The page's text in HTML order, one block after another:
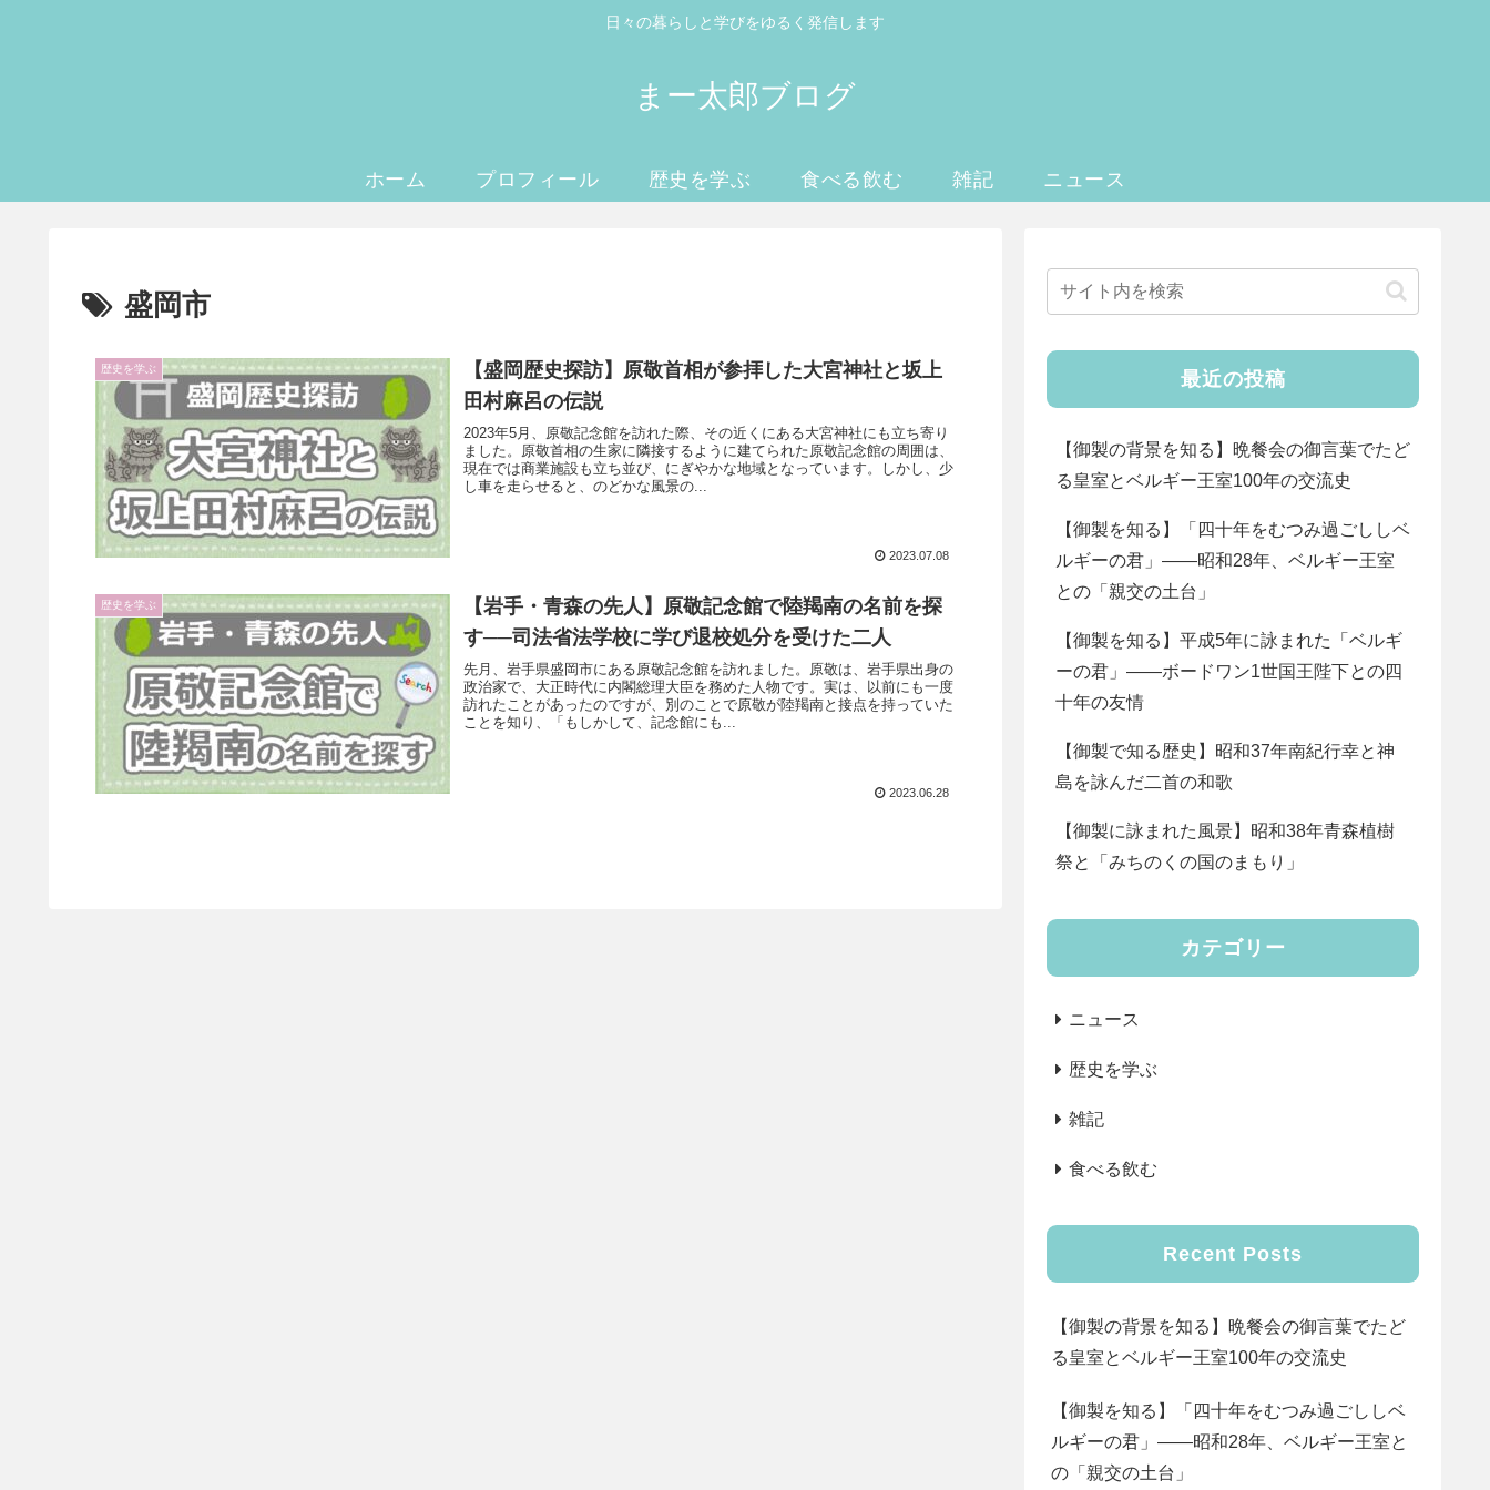
日々の暮らしと学びをゆるく発信します
まー太郎ブログ
ホーム プロフィール 歴史を学ぶ 食べる飲む 雑記 ニュース
盛岡市
歴史を学ぶ
【盛岡歴史探訪】原敬首相が参拝した大宮神社と坂上
田村麻呂の伝説
2023年5月、原敬記念館を訪れた際、その近くにある大宮神社にも立ち寄り
ました。原敬首相の生家に隣接するように建てられた原敬記念館の周囲は、
現在では商業施設も立ち並び、にぎやかな地域となっています。しかし、少
し車を走らせると、のどかな風景の...
2023.07.08
歴史を学ぶ
【岩手・青森の先人】原敬記念館で陸羯南の名前を探
す──司法省法学校に学び退校処分を受けた二人
先月、岩手県盛岡市にある原敬記念館を訪れました。原敬は、岩手県出身の
政治家で、大正時代に内閣総理大臣を務めた人物です。実は、以前にも一度
訪れたことがあったのですが、別のことで原敬が陸羯南と接点を持っていた
ことを知り、「もしかして、記念館にも...
2023.06.28
最近の投稿
【御製の背景を知る】晩餐会の御言葉でたど
る皇室とベルギー王室100年の交流史
【御製を知る】「四十年をむつみ過ごししベ
ルギーの君」――昭和28年、ベルギー王室
との「親交の土台」
【御製を知る】平成5年に詠まれた「ベルギ
ーの君」――ボードワン1世国王陛下との四
十年の友情
【御製で知る歴史】昭和37年南紀行幸と神
島を詠んだ二首の和歌
【御製に詠まれた風景】昭和38年青森植樹
祭と「みちのくの国のまもり」
カテゴリー
ニュース
歴史を学ぶ
雑記
食べる飲む
Recent Posts
【御製の背景を知る】晩餐会の御言葉でたど
る皇室とベルギー王室100年の交流史
【御製を知る】「四十年をむつみ過ごししベ
ルギーの君」――昭和28年、ベルギー王室と
の「親交の土台」